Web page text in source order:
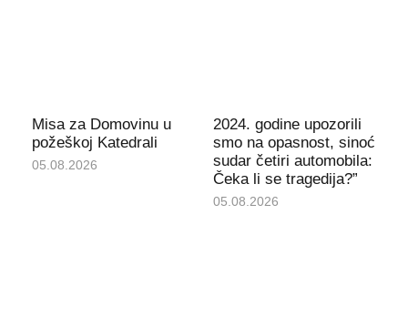
Misa za Domovinu u
požeškoj Katedrali
05.08.2026
2024. godine upozorili
smo na opasnost, sinoć
sudar četiri automobila:
Čeka li se tragedija?”
05.08.2026